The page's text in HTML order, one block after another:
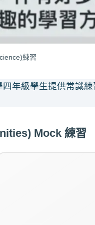
練習
四年級學生提供常識
Mock 練習